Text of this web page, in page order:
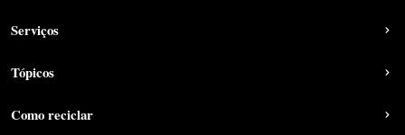
Serviços
Tópicos
Como reciclar